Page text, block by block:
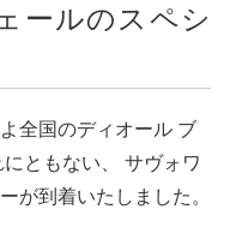
ールのスペシ
全国のディオール ブ
ともない、 サヴォワ
が到着いたしました。